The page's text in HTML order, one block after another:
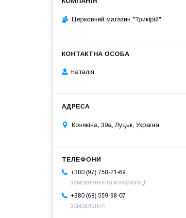
Церковний магазин "Трикірій"
Наталія
Конякіна, 39а, Луцьк, Україна
+380 (97) 758-21-69
замовлення та консультації
+380 (68) 559-98-07
замовлення